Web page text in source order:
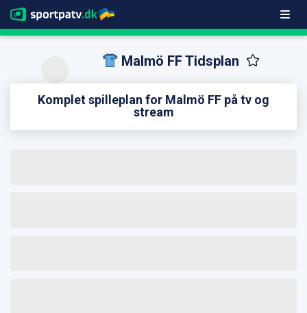
Malmö FF Tidsplan
Komplet spilleplan for Malmö FF på tv og
stream